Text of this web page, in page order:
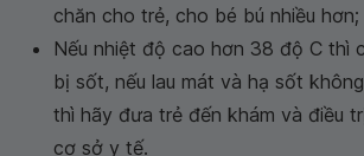
chăn cho trẻ, cho bé bú nhiều hơn;
Nếu nhiệt độ cao hơn 38 độ C thì
bị sốt, nếu lau mát và hạ sốt
thì hãy đưa trẻ đến khám và điều
cơ sở y tế.